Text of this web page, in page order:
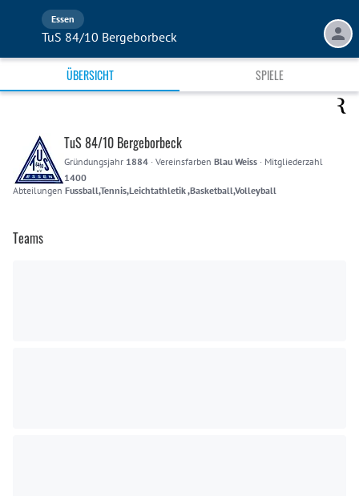
Essen
TuS 84/10 Bergeborbeck
ÜBERSICHT SPIELE
TuS 84/10 Bergeborbeck
Gründungsjahr 1884 · Vereinsfarben Blau Weiss · Mitgliederzahl
1400
Abteilungen Fussball,Tennis,Leichtathletik ,Basketball,Volleyball
Teams